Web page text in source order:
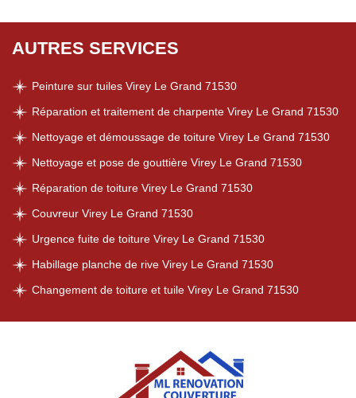
AUTRES SERVICES
Peinture sur tuiles Virey Le Grand 71530
Réparation et traitement de charpente Virey Le Grand 71530
Nettoyage et démoussage de toiture Virey Le Grand 71530
Nettoyage et pose de gouttière Virey Le Grand 71530
Réparation de toiture Virey Le Grand 71530
Couvreur Virey Le Grand 71530
Urgence fuite de toiture Virey Le Grand 71530
Habillage planche de rive Virey Le Grand 71530
Changement de toiture et tuile Virey Le Grand 71530